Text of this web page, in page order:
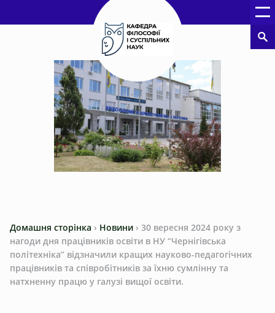
Домашня сторінка › Новини › 30 вересня 2024 року з
нагоди дня працівників освіти в НУ “Чернігівська
політехніка” відзначили кращих науково-педагогічних
працівників та співробітників за їхню сумлінну та
натхненну працю у галузі вищої освіти.